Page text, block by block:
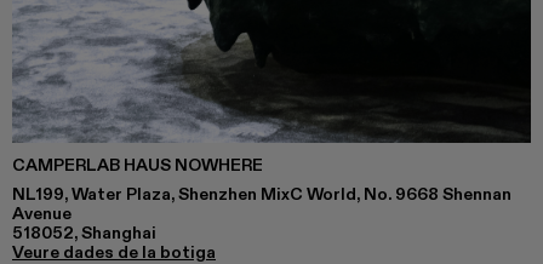
CAMPERLAB HAUS NOWHERE
NL199, Water Plaza, Shenzhen MixC World, No. 9668 Shennan
Avenue
518052, Shanghai
Veure dades de la botiga